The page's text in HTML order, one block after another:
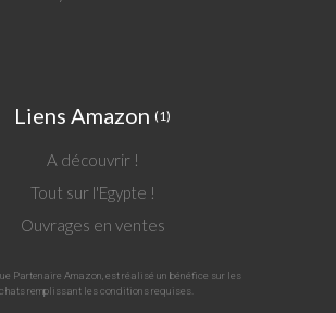
le scénario !
sont les liens existant entre
ancienne et la Franc-Maçonnerie
Jacq :L'Egypte pharaonique est
Liens Amazon (1)
A découvrir !
Tout sur l'Egypte !
Ouvrages en ventes
Partenaire Amazon, est réalisé un bénéfice sur les
remplissant les conditions requises.